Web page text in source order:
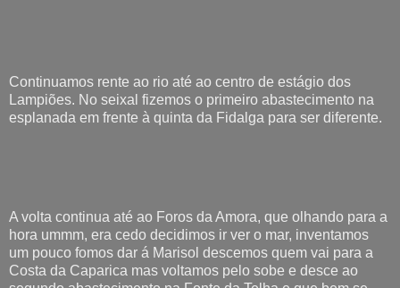
Continuamos rente ao rio até ao centro de estágio dos
Lampiões. No seixal fizemos o primeiro abastecimento na
esplanada em frente à quinta da Fidalga para ser diferente.
A volta continua até ao Foros da Amora, que olhando para a
hora ummm, era cedo decidimos ir ver o mar, inventamos
um pouco fomos dar á Marisol descemos quem vai para a
Costa da Caparica mas voltamos pelo sobe e desce ao